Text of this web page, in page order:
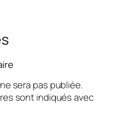
sera pas publiée.
sont indiqués avec